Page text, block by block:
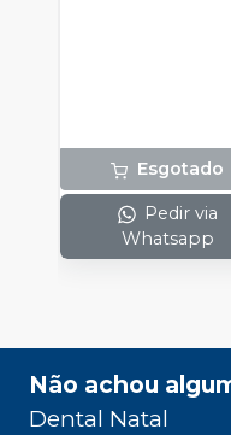
Esgotado
Pedir via
Whatsapp
Não achou
Dental Natal